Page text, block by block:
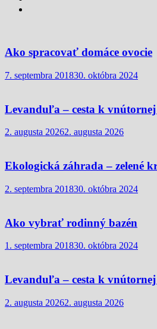
Ako spracovať domáce ovocie
7. septembra 201830. októbra 2024
Levanduľa – cesta k
2. augusta 20262. augusta 2026
Ekologická záhrada – zelené
2. septembra 201830. októbra 2024
Ako vybrať rodinný bazén
1. septembra 201830. októbra 2024
Levanduľa – cesta k
2. augusta 20262. augusta 2026